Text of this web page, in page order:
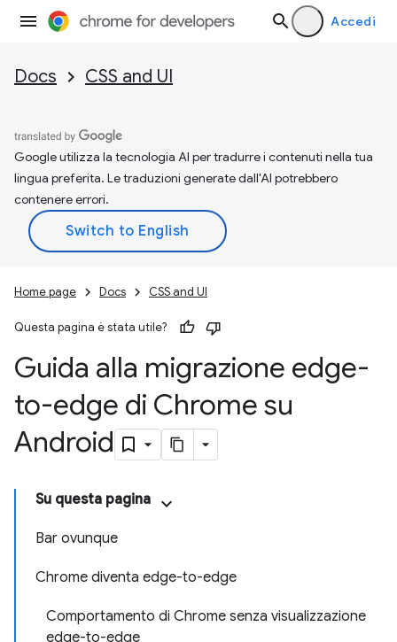
Accedi
Docs CSS and UI
Google utilizza la tecnologia AI per tradurre i contenuti nella tua
lingua preferita. Le traduzioni generate dall'AI potrebbero
contenere errori.
Home page Docs CSS and UI
Questa pagina è stata utile?
Guida alla migrazione edge-
to-edge di Chrome su
Android
Su questa pagina
Bar ovunque
Chrome diventa edge-to-edge
Comportamento di Chrome senza visualizzazione
edge-to-edge